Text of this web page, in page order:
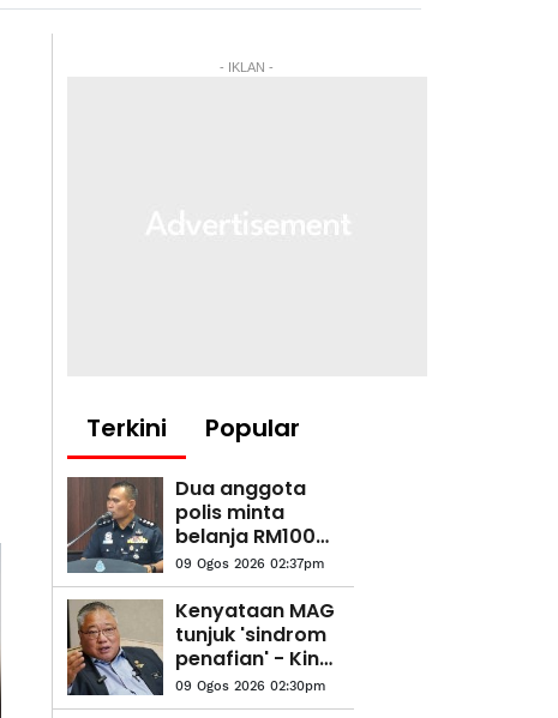
- IKLAN -
Terkini Popular
Dua anggota
polis minta
belanja RM100
berdepan
tindakan
tatatertib
09 Ogos 2026 02:37pm
Kenyataan MAG
tunjuk 'sindrom
penafian' - King
Sing
09 Ogos 2026 02:30pm